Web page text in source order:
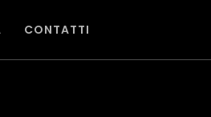
CONTATTI